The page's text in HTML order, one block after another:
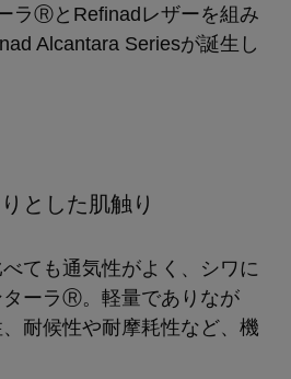
ラⓇとRefinadレザーを組み
Alcantara Seriesが誕生し
とした肌触り
ても通気性がよく、シワに
ーラⓇ。軽量でありなが
耐候性や耐摩耗性など、機